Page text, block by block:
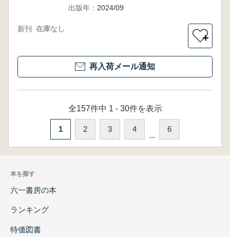
出版年： 2024/09
新刊 在庫なし
＋
再入荷メール通知
全157件中 1 - 30件を表示
1 2 3 4
...
6
本を探す
六一書房の本
ランキング
特価図書